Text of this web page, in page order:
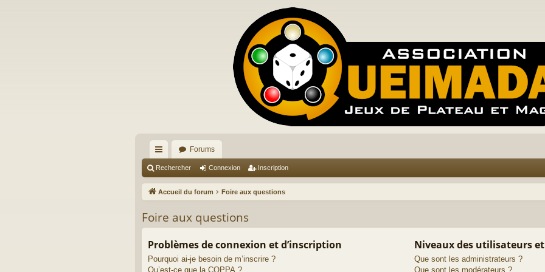
ac
co
ci
Forums
Rechercher Connexion Inscription
Accueil du forum Foire aux questions
Foire aux questions
Problèmes de connexion et d’inscription
Pourquoi ai-je besoin de m’inscrire ?
Qu’est-ce que la COPPA ?
Niveaux des utilisateurs
Que sont les administrateurs ?
Que sont les modérateurs ?